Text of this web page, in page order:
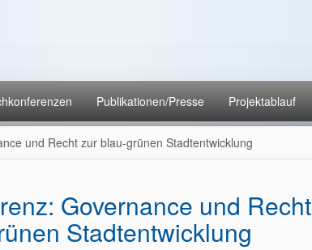
Publikationen/Presse Projektablauf
und Recht zur blau-grünen Stadtentwicklung
Governance und Recht
Stadtentwicklung